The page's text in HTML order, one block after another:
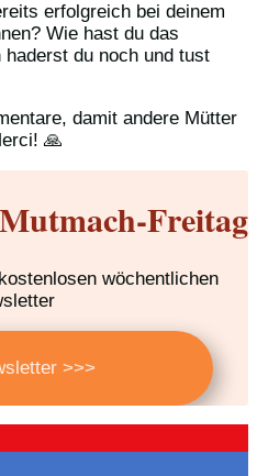
erfolgreich bei deinem
Wie hast du das
du noch und tust
damit andere Mütter
🙏
Freitag
wöchentlichen
>>>